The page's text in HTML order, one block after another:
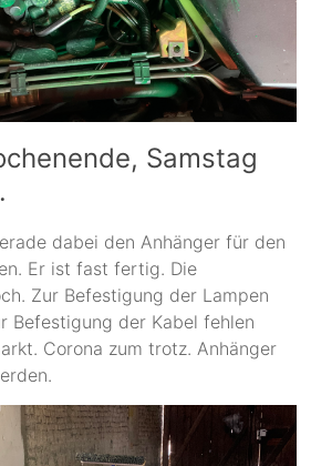
Samstag
dabei den Anhänger für den
Er ist fast fertig. Die
Zur Befestigung der Lampen
Befestigung der Kabel fehlen
Corona zum trotz. Anhänger